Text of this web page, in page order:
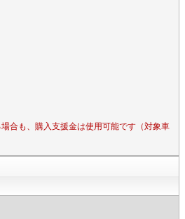
合も、購入支援金は使用可能です（対象車